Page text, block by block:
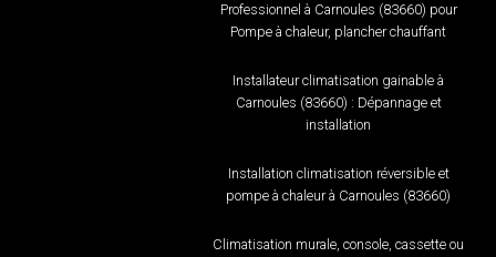
Professionnel à Carnoules (83660) pour
Pompe à chaleur, plancher chauffant
Installateur climatisation gainable à
Carnoules (83660) : Dépannage et
installation
Installation climatisation réversible et
pompe à chaleur à Carnoules (83660)
Climatisation murale, console, cassette ou